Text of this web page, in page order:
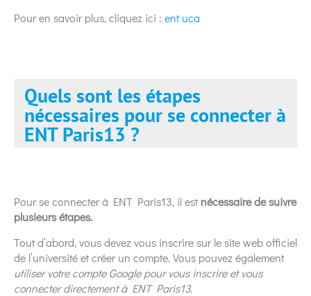
Pour en savoir plus, cliquez ici : ent uca
Quels sont les étapes
nécessaires pour se connecter à
ENT Paris13 ?
Pour se connecter à ENT Paris13, il estnécessaire de suivre
plusieurs étapes.
Tout d’abord, vous devez vous inscrire sur le site web officiel
de l’université et créer un compte. Vous pouvez également
utiliser votre compte Google pour vous inscrire et vous
connecter directement à ENT Paris13.